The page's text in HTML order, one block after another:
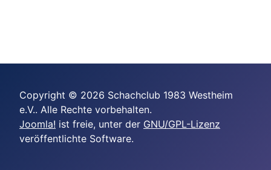
Copyright © 2026 Schachclub 1983 Westheim
e.V.. Alle Rechte vorbehalten.
Joomla! ist freie, unter der GNU/GPL-Lizenz
veröffentlichte Software.